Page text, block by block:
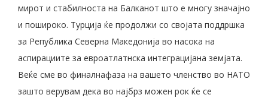
мирот и стабилноста на Балканот што е многу значајно
и пошироко. Турција ќе продолжи со својата поддршка
за Република Северна Македонија во насока на
аспирациите за евроатлатнска интеграцијана земјата.
Веќе сме во финалнафаза на вашето членство во НАТО
зашто верувам дека во најбрз можен рок ќе се